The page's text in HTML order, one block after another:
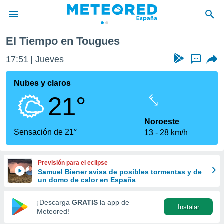
de
por
que se
calidad.
a este
las
y
forma
digital
basada
El Tiempo en Tougues
17:51 Jueves ...
Nubes y claros
21°
Sensación de 21°
Noroeste
13
28 km/h
Previsión para el eclipse
Samuel Biener avisa de posibles tormentas y de
un domo de calor en España
¡Descarga GRATIS la app de
Meteored!
Instalar